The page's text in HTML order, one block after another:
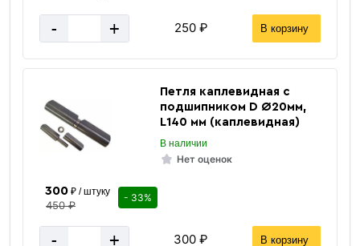
- + 250 ₽ В корзину
Петля каплевидная с
подшипником D Ø20мм,
L140 мм (каплевидная)
В наличии
Нет оценок
300₽ / штуку
450 ₽
- 33%
- + 300 ₽ В корзину